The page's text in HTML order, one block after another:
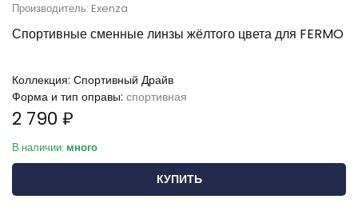
Производитель: Exenza
Спортивные сменные линзы жёлтого цвета для FERMO
Коллекция: Спортивный Драйв
Форма и тип оправы: спортивная
2 790 ₽
В наличии: много
КУПИТЬ